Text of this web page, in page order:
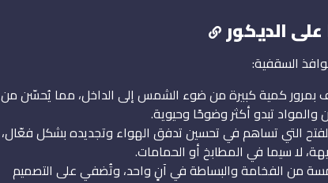
الديكور
السقفية:
بمرور كمية كبيرة من ضوء الشمس إلى الداخل، مما يُحسّن من
والمواد تبدو أكثر وضوحًا وحيوية.
التي تساهم في تحسين تدفق الهواء وتجديده بشكل فعّال،
لا سيما في المطابخ أو الحمامات.
من الفخامة والبساطة في آنٍ واحد، وتُضفي على التصميم